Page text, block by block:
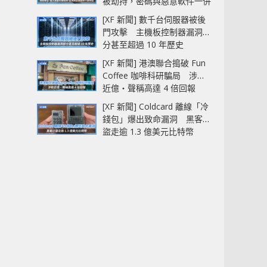
中招
[XF 新聞] 數千台伺服器被後
門攻擊 主機板控制器漏洞部
分甚至超過 10 年歷史
[XF 新聞] 港澳聯合搗破 Fun
Coffee 咖啡科研騙局 涉款
近億‧聲稱高達 4 倍回報
[XF 新聞] Coldcard 離線「冷
錢包」爆出致命漏洞 黑客已
盜走逾 1.3 億美元比特幣